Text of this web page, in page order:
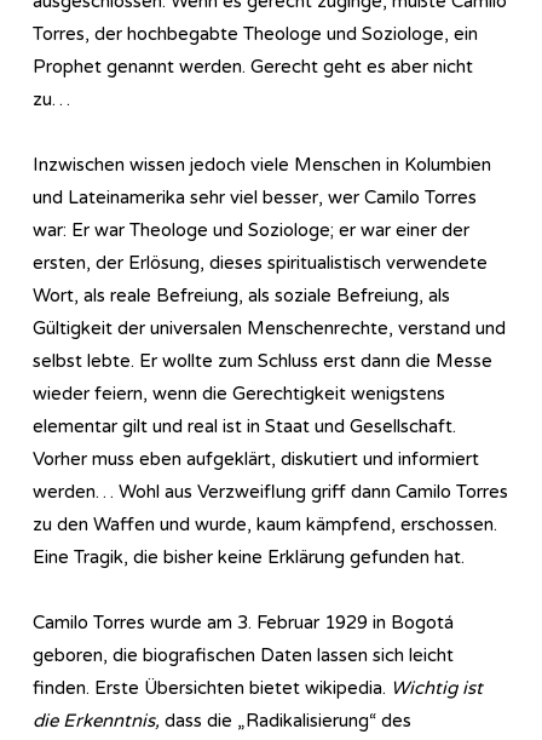
Torres, der hochbegabte Theologe und Soziologe, ein
Prophet genannt werden. Gerecht geht es aber nicht
zu…
Inzwischen wissen jedoch viele Menschen in Kolumbien
und Lateinamerika sehr viel besser, wer Camilo Torres
war: Er war Theologe und Soziologe; er war einer der
ersten, der Erlösung, dieses spiritualistisch verwendete
Wort, als reale Befreiung, als soziale Befreiung, als
Gültigkeit der universalen Menschenrechte, verstand und
selbst lebte. Er wollte zum Schluss erst dann die Messe
wieder feiern, wenn die Gerechtigkeit wenigstens
elementar gilt und real ist in Staat und Gesellschaft.
Vorher muss eben aufgeklärt, diskutiert und informiert
werden… Wohl aus Verzweiflung griff dann Camilo Torres
zu den Waffen und wurde, kaum kämpfend, erschossen.
Eine Tragik, die bisher keine Erklärung gefunden hat.
Camilo Torres wurde am 3. Februar 1929 in Bogotá
geboren, die biografischen Daten lassen sich leicht
finden. Erste Übersichten bietet wikipedia. Wichtig ist
die Erkenntnis, dass die „Radikalisierung“ des